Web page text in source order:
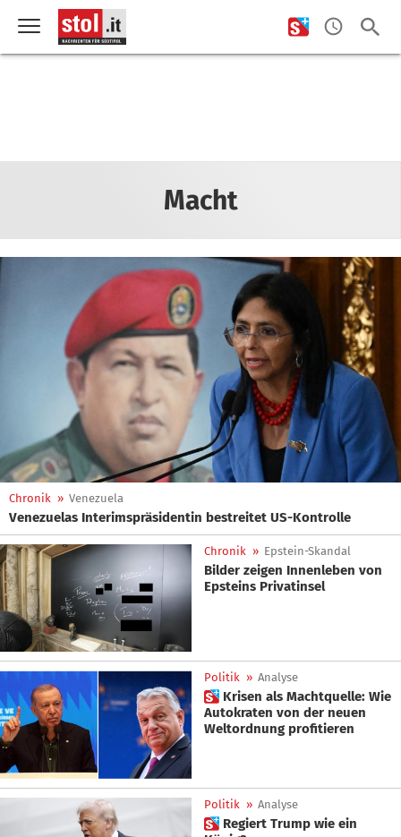
Macht
Chronik » Venezuela
Venezuelas Interimspräsidentin bestreitet US-Kontrolle
Chronik » Epstein-Skandal
Bilder zeigen Innenleben von
Epsteins Privatinsel
Politik » Analyse
 Krisen als Machtquelle: Wie
Autokraten von der neuen
Weltordnung profitieren
Politik » Analyse
 Regiert Trump wie ein